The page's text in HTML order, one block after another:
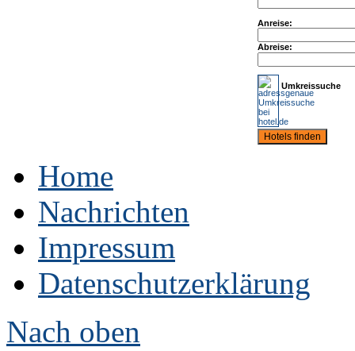
Anreise:
Abreise:
Umkreissuche
Home
Nachrichten
Impressum
Datenschutzerklärung
Nach oben